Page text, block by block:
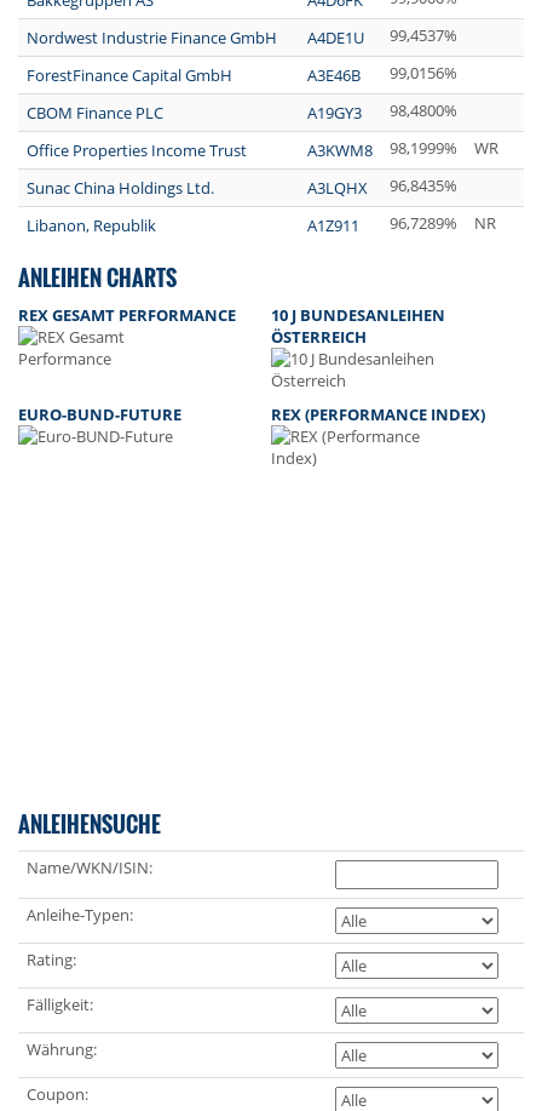
Nordwest Industrie Finance GmbH
A4DE1U
99,4537%
ForestFinance Capital GmbH
A3E46B
99,0156%
CBOM Finance PLC
A19GY3
98,4800%
Office Properties Income Trust
A3KWM8 98,1999%
WR
Sunac China Holdings Ltd.
A3LQHX
96,8435%
Libanon, Republik
A1Z911 96,7289% NR
ANLEIHEN CHARTS
REX GESAMT PERFORMANCE
10 J BUNDESANLEIHEN
ÖSTERREICH
EURO-BUND-FUTURE REX (PERFORMANCE INDEX)
ANLEIHENSUCHE
Name/WKN/ISIN:
Anleihe-Typen:
Rating:
Fälligkeit:
Währung:
Coupon: